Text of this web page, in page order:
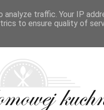
PRZELICZNIKI SPIS TREŚCI
traffic. Your IP
to ensure quality of